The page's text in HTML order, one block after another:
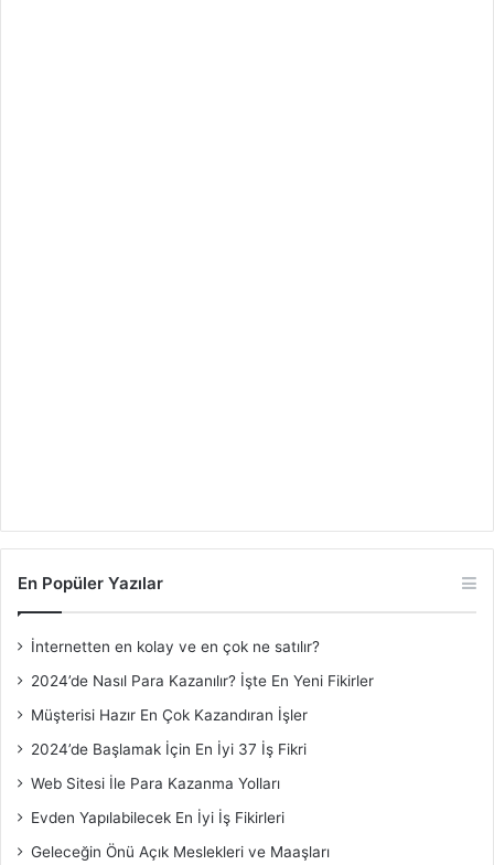
En Popüler Yazılar
İnternetten en kolay ve en çok ne satılır?
2024’de Nasıl Para Kazanılır? İşte En Yeni Fikirler
Müşterisi Hazır En Çok Kazandıran İşler
2024’de Başlamak İçin En İyi 37 İş Fikri
Web Sitesi İle Para Kazanma Yolları
Evden Yapılabilecek En İyi İş Fikirleri
Geleceğin Önü Açık Meslekleri ve Maaşları